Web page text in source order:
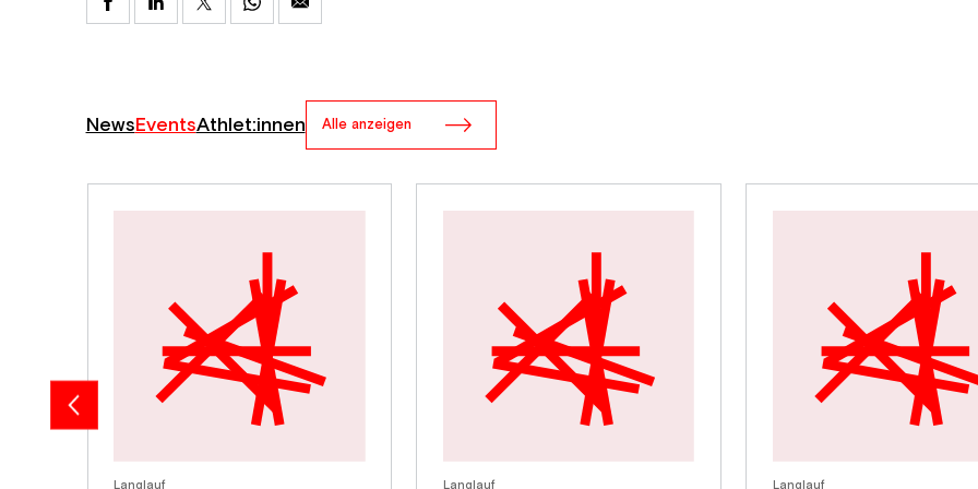
NewsEventsAthlet:innen Alle anzeigen
Langlauf Langlauf Langlauf